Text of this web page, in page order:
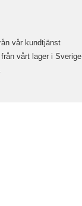
vår kundtjänst
vårt lager i Sverige